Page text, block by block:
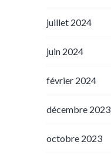
juillet 2024
juin 2024
février 2024
décembre 2023
octobre 2023